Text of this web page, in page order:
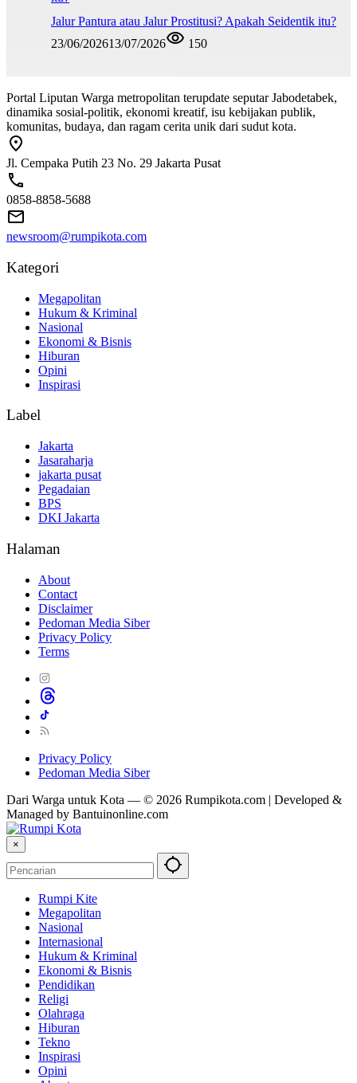
Jalur Pantura atau Jalur Prostitusi? Apakah Seidentik itu?
23/06/202613/07/2026 150
Portal Liputan Warga metropolitan terupdate seputar Jabodetabek,
dinamika sosial-politik, ekonomi kreatif, isu kebijakan publik,
komunitas, budaya, dan ragam cerita unik dari sudut kota.
Jl. Cempaka Putih 23 No. 29 Jakarta Pusat
0858-8858-5688
newsroom@rumpikota.com
Kategori
Megapolitan
Hukum & Kriminal
Nasional
Ekonomi & Bisnis
Hiburan
Opini
Inspirasi
Label
Jakarta
Jasaraharja
jakarta pusat
Pegadaian
BPS
DKI Jakarta
Halaman
About
Contact
Disclaimer
Pedoman Media Siber
Privacy Policy
Terms
Privacy Policy
Pedoman Media Siber
Dari Warga untuk Kota — © 2026 Rumpikota.com | Developed &
Managed by Bantuinonline.com
×
Rumpi Kite
Megapolitan
Nasional
Internasional
Hukum & Kriminal
Ekonomi & Bisnis
Pendidikan
Religi
Olahraga
Hiburan
Tekno
Inspirasi
Opini